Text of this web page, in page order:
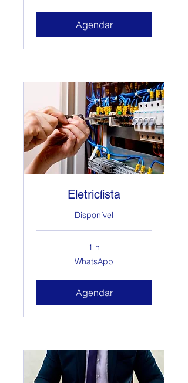
Agendar
Eletricíista
Disponível
1 h
WhatsApp
Agendar